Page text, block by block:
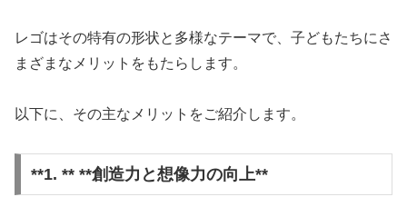
レゴはその特有の形状と多様なテーマで、子どもたちにさ
まざまなメリットをもたらします。
以下に、その主なメリットをご紹介します。
**1. ** **創造力と想像力の向上**